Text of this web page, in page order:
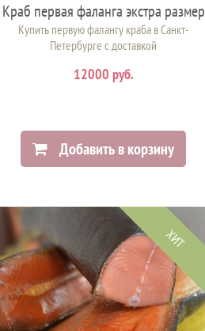
Краб первая фаланга экстра размер
Купить первую фалангу краба в Санкт-
Петербурге с доставкой
12000 руб.
Добавить в корзину
ХИТ